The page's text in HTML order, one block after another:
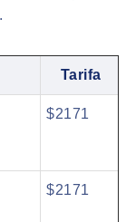
Tarifa
$2171
$2171